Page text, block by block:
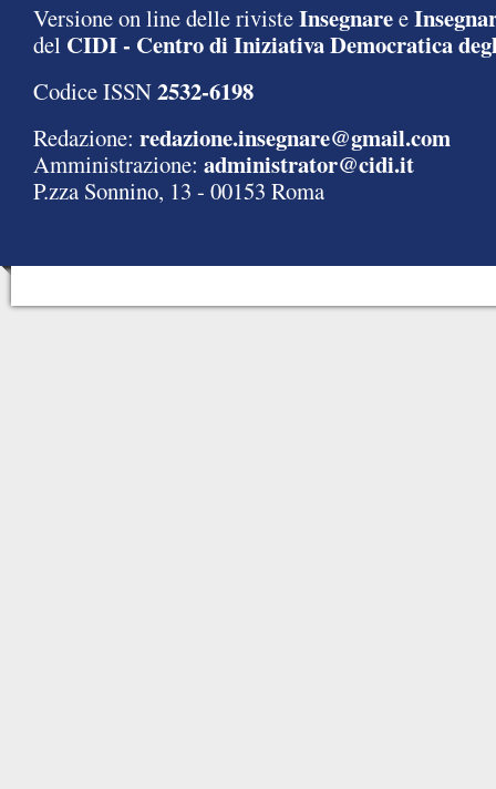
Versione on line delle rivisteInsegnaree
del CIDI - Centro di Iniziativa Democratica
Codice ISSN2532-6198
Redazione: redazione.insegnare@gmail.com
Amministrazione: administrator@cidi.it
P.zza Sonnino, 13 - 00153 Roma